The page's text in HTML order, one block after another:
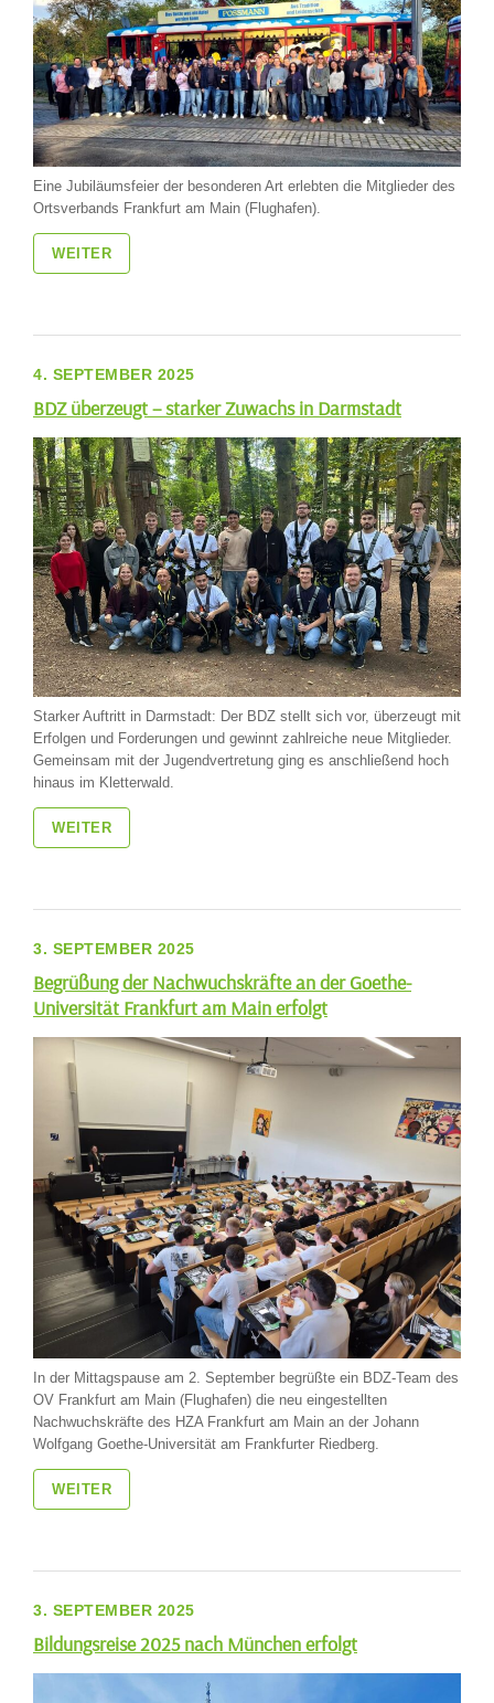
Eine Jubiläumsfeier der besonderen Art erlebten die Mitglieder des
Ortsverbands Frankfurt am Main (Flughafen).
WEITER
4. SEPTEMBER 2025
BDZ überzeugt – starker Zuwachs in Darmstadt
Starker Auftritt in Darmstadt: Der BDZ stellt sich vor, überzeugt mit
Erfolgen und Forderungen und gewinnt zahlreiche neue Mitglieder.
Gemeinsam mit der Jugendvertretung ging es anschließend hoch
hinaus im Kletterwald.
WEITER
3. SEPTEMBER 2025
Begrüßung der Nachwuchskräfte an der Goethe-
Universität Frankfurt am Main erfolgt
In der Mittagspause am 2. September begrüßte ein BDZ-Team des
OV Frankfurt am Main (Flughafen) die neu eingestellten
Nachwuchskräfte des HZA Frankfurt am Main an der Johann
Wolfgang Goethe-Universität am Frankfurter Riedberg.
WEITER
3. SEPTEMBER 2025
Bildungsreise 2025 nach München erfolgt